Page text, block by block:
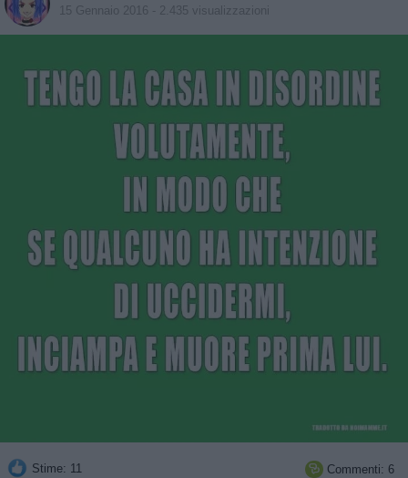
15 Gennaio 2016 - 2.435 visualizzazioni
Stime: 11  Commenti: 6